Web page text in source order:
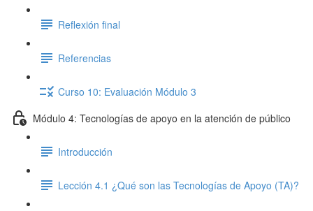
Reflexión final
Referencias
Curso 10: Evaluación Módulo 3
Módulo 4: Tecnologías de apoyo en la atención de público
Introducción
Lección 4.1 ¿Qué son las Tecnologías de Apoyo (TA)?